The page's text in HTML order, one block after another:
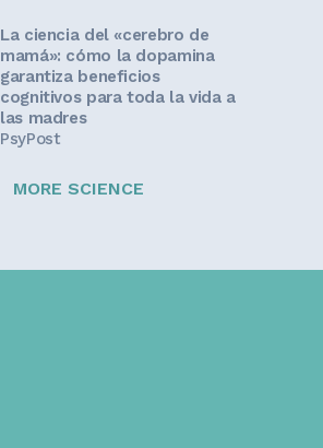
La ciencia del «cerebro de
mamá»: cómo la dopamina
garantiza beneficios
cognitivos para toda la vida a
las madres
PsyPost
MORE SCIENCE